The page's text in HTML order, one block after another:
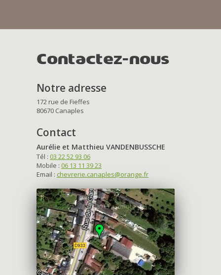
Contactez-nous
Notre adresse
172 rue de Fieffes
80670 Canaples
Contact
Aurélie et Matthieu VANDENBUSSCHE
Tél : 03 22 52 93 06
Mobile : 06 13 11 39 23
Email : chevrerie.canaples@orange.fr